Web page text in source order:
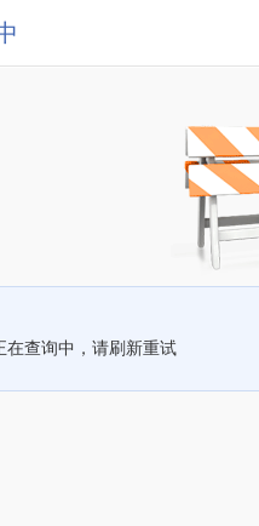
在查询中，请刷新重试